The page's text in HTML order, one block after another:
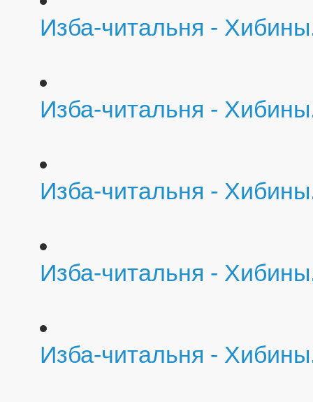
Изба-читальня -
Изба-читальня -
Изба-читальня -
Изба-читальня -
Изба-читальня -